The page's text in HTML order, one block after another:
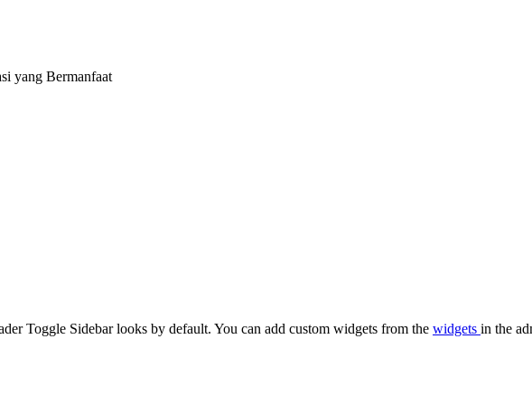
yang Bermanfaat
Toggle Sidebar looks by default. You can add custom widgets from the widgets in the